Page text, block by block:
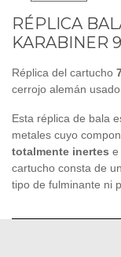
RÉPLICA
KARABINER
Réplica del cartucho
cerrojo alemán
Esta réplica de bala
metales cuyo
totalmente inertes e
cartucho consta de
tipo de fulminante ni